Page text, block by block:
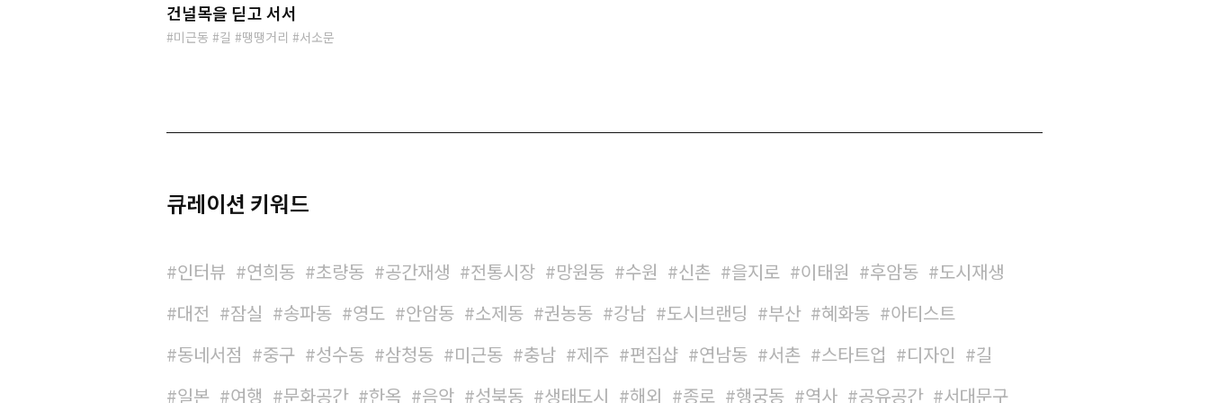
건널목을 딛고 서서
미근동 길 땡땡거리 서소문
큐레이션 키워드
인터뷰 연희동 초량동 공간재생 전통시장 망원동 수원 신촌 을지로 이태원 후암동
도시재생
대전
잠실 송파동 영도 안암동 소제동 권농동 강남 도시브랜딩 부산 혜화동
아티스트
동네서점
중구 성수동 삼청동 미근동 충남 제주 편집샵 연남동 서촌 스타트업 디자인
길
일본
여행 문화공간 한옥 음악 성북동 생태도시 해외 종로 행궁동 역사 공유공간 서대문구